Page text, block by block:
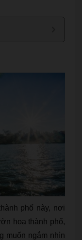
phố này, nơi
hoa thành phố,
muốn ngắm nhìn